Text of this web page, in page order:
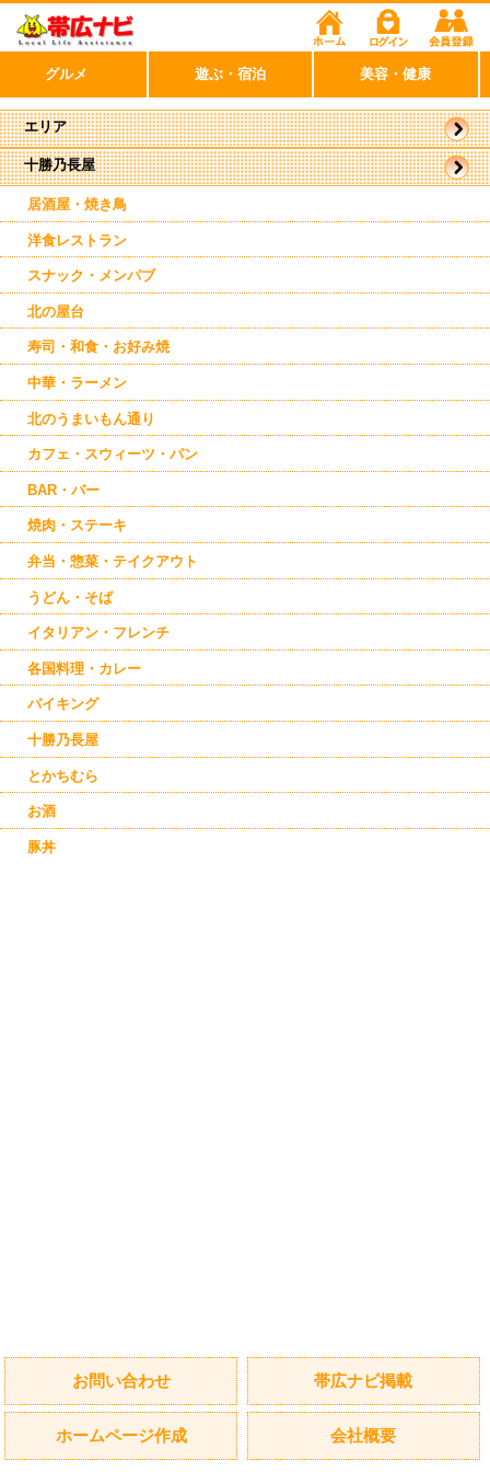
十勝乃長屋
居酒屋・焼き鳥
洋食レストラン
スナック・メンパブ
北の屋台
寿司・和食・お好み焼
中華・ラーメン
北のうまいもん通り
カフェ・スウィーツ・パン
BAR・バー
焼肉・ステーキ
弁当・惣菜・テイクアウト
うどん・そば
イタリアン・フレンチ
各国料理・カレー
バイキング
十勝乃長屋
とかちむら
お酒
豚丼
エリア
帯広市
駅周辺
グルメ 遊ぶ・宿泊 美容・健康
お問い合わせ 帯広ナビ掲載
ホームページ作成 会社概要